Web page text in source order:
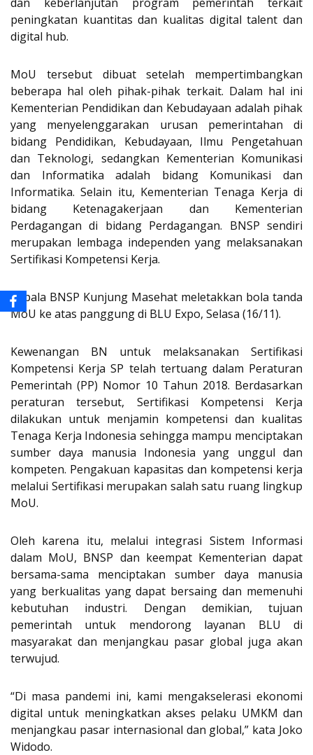
peningkatan kuantitas dan kualitas digital talent dan
digital hub.
MoU tersebut dibuat setelah mempertimbangkan
beberapa hal oleh pihak-pihak terkait. Dalam hal ini
Kementerian Pendidikan dan Kebudayaan adalah pihak
yang menyelenggarakan urusan pemerintahan di
bidang Pendidikan, Kebudayaan, Ilmu Pengetahuan
dan Teknologi, sedangkan Kementerian Komunikasi
dan Informatika adalah bidang Komunikasi dan
Informatika. Selain itu, Kementerian Tenaga Kerja di
bidang Ketenagakerjaan dan Kementerian
Perdagangan di bidang Perdagangan. BNSP sendiri
merupakan lembaga independen yang melaksanakan
Sertifikasi Kompetensi Kerja.
Kepala BNSP Kunjung Masehat meletakkan bola tanda
MoU ke atas panggung di BLU Expo, Selasa (16/11).
Kewenangan BN untuk melaksanakan Sertifikasi
Kompetensi Kerja SP telah tertuang dalam Peraturan
Pemerintah (PP) Nomor 10 Tahun 2018. Berdasarkan
peraturan tersebut, Sertifikasi Kompetensi Kerja
dilakukan untuk menjamin kompetensi dan kualitas
Tenaga Kerja Indonesia sehingga mampu menciptakan
sumber daya manusia Indonesia yang unggul dan
kompeten. Pengakuan kapasitas dan kompetensi kerja
melalui Sertifikasi merupakan salah satu ruang lingkup
MoU.
Oleh karena itu, melalui integrasi Sistem Informasi
dalam MoU, BNSP dan keempat Kementerian dapat
bersama-sama menciptakan sumber daya manusia
yang berkualitas yang dapat bersaing dan memenuhi
kebutuhan industri. Dengan demikian, tujuan
pemerintah untuk mendorong layanan BLU di
masyarakat dan menjangkau pasar global juga akan
terwujud.
“Di masa pandemi ini, kami mengakselerasi ekonomi
digital untuk meningkatkan akses pelaku UMKM dan
menjangkau pasar internasional dan global,” kata Joko
Widodo.